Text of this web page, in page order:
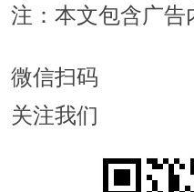
注：本文包含广
微信扫码
关注我们